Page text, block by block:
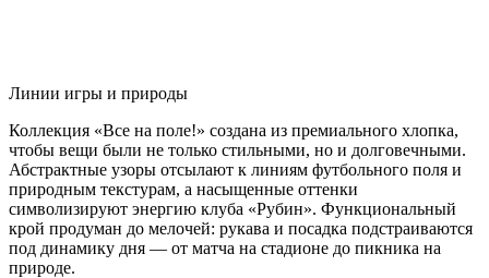
Линии игры и природы
Коллекция «Все на поле!» создана из премиального хлопка,
чтобы вещи были не только стильными, но и долговечными.
Абстрактные узоры отсылают к линиям футбольного поля и
природным текстурам, а насыщенные оттенки
символизируют энергию клуба «Рубин». Функциональный
крой продуман до мелочей: рукава и посадка подстраиваются
под динамику дня — от матча на стадионе до пикника на
природе.